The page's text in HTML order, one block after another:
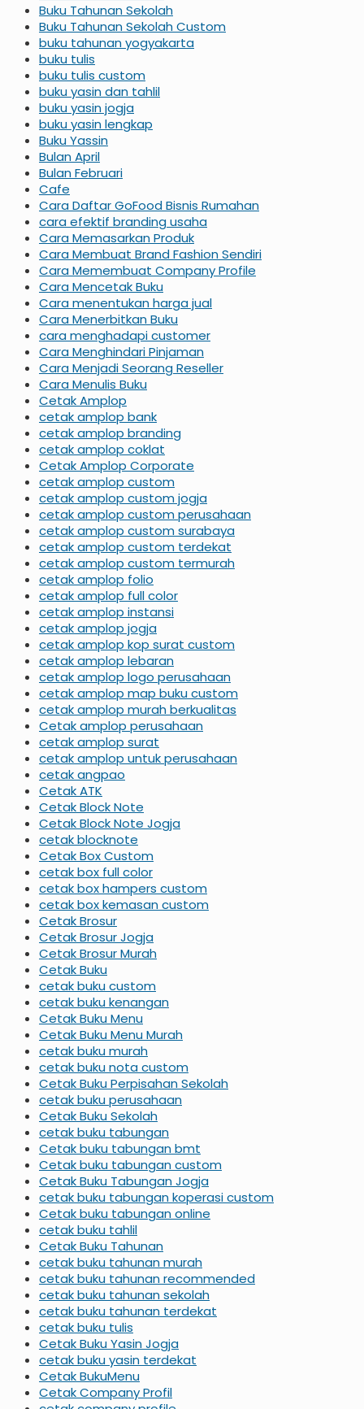
Buku Tahunan Sekolah
Buku Tahunan Sekolah Custom
buku tahunan yogyakarta
buku tulis
buku tulis custom
buku yasin dan tahlil
buku yasin jogja
buku yasin lengkap
Buku Yassin
Bulan April
Bulan Februari
Cafe
Cara Daftar GoFood Bisnis Rumahan
cara efektif branding usaha
Cara Memasarkan Produk
Cara Membuat Brand Fashion Sendiri
Cara Memembuat Company Profile
Cara Mencetak Buku
Cara menentukan harga jual
Cara Menerbitkan Buku
cara menghadapi customer
Cara Menghindari Pinjaman
Cara Menjadi Seorang Reseller
Cara Menulis Buku
Cetak Amplop
cetak amplop bank
cetak amplop branding
cetak amplop coklat
Cetak Amplop Corporate
cetak amplop custom
cetak amplop custom jogja
cetak amplop custom perusahaan
cetak amplop custom surabaya
cetak amplop custom terdekat
cetak amplop custom termurah
cetak amplop folio
cetak amplop full color
cetak amplop instansi
cetak amplop jogja
cetak amplop kop surat custom
cetak amplop lebaran
cetak amplop logo perusahaan
cetak amplop map buku custom
cetak amplop murah berkualitas
Cetak amplop perusahaan
cetak amplop surat
cetak amplop untuk perusahaan
cetak angpao
Cetak ATK
Cetak Block Note
Cetak Block Note Jogja
cetak blocknote
Cetak Box Custom
cetak box full color
cetak box hampers custom
cetak box kemasan custom
Cetak Brosur
Cetak Brosur Jogja
Cetak Brosur Murah
Cetak Buku
cetak buku custom
cetak buku kenangan
Cetak Buku Menu
Cetak Buku Menu Murah
cetak buku murah
cetak buku nota custom
Cetak Buku Perpisahan Sekolah
cetak buku perusahaan
Cetak Buku Sekolah
cetak buku tabungan
Cetak buku tabungan bmt
Cetak buku tabungan custom
Cetak Buku Tabungan Jogja
cetak buku tabungan koperasi custom
Cetak buku tabungan online
cetak buku tahlil
Cetak Buku Tahunan
cetak buku tahunan murah
cetak buku tahunan recommended
cetak buku tahunan sekolah
cetak buku tahunan terdekat
cetak buku tulis
Cetak Buku Yasin Jogja
cetak buku yasin terdekat
Cetak BukuMenu
Cetak Company Profil